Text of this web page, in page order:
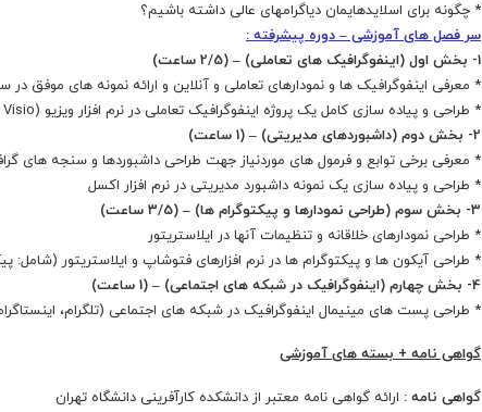
* چگونه برای اسلایدهایمان دیاگرام‎های عالی داشته باشیم؟
سر فصل های آموزشی – دوره پیشرفته :
1- بخش اول (اینفوگرافیک های تعاملی) – (2/5 ساعت)
* معرفی اینفوگرافیک ها و نمودارهای تعاملی و آنلاین و ارائه نمونه های موفق در
* طراحی و پیاده سازی کامل یک پروژه اینفوگرافیک تعاملی در نرم افزار ویزیو (Microsoft Visio)
2- بخش دوم (داشبوردهای مدیریتی) – (1 ساعت)
* معرفی برخی توابع و فرمول های موردنیاز جهت طراحی داشبوردها و سنجه های
* طراحی و پیاده سازی یک نمونه داشبورد مدیریتی در نرم افزار اکسل
3- بخش سوم (طراحی نمودارها و پیکتوگرام ها) – (3/5 ساعت)
* طراحی نمودارهای خلاقانه و تنظیمات آنها در ایلاستریتور
* طراحی آیکون ها و پیکتوگرام ها در نرم افزارهای فتوشاپ و ایلاستریتور (شامل:
4- بخش چهارم (اینفوگرافیک در شبکه های اجتماعی) – (1 ساعت)
* طراحی پست های مینیمال اینفوگرافیک در شبکه های اجتماعی (تلگرام،
گواهی نامه + بسته های آموزشی
گواهی نامه : ارائه گواهی نامه معتبر از دانشکده کارآفرینی دانشگاه تهران